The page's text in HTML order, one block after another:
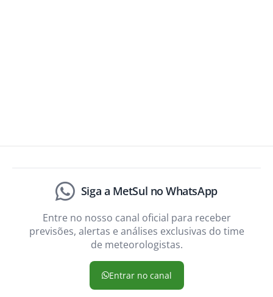
Siga a MetSul no WhatsApp
Entre no nosso canal oficial para receber
previsões, alertas e análises exclusivas do time
de meteorologistas.
Entrar no canal